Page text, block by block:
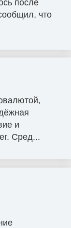
после
что
и
Сред...